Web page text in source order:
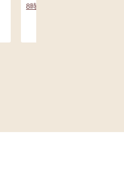
8時だョ！全員集合